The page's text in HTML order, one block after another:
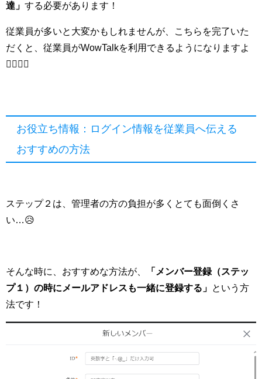
達」 する必要があります！
従業員が多いと大変かもしれませんが、こちらを完了いた
だくと、従業員がWowTalkを利用できるようになりますよ
💁‍♀️💁‍♀️
お役立ち情報：ログイン情報を従業員へ伝える
おすすめの方法
ステップ２は、管理者の方の負担が多くとても面倒くさ
い…😥
そんな時に、おすすめな方法が、
「メンバー登録（ステッ
プ１）の時にメールアドレスも一緒に登録する」
という方
法です！